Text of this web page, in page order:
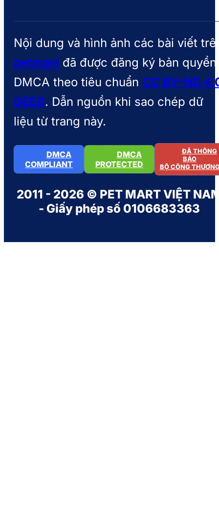
Nội dung và hình ảnh các bài viết
petmart đã được đăng ký bản quyền
DMCA theo tiêu chuẩn CC BY-ND
DEED. Dẫn nguồn khi sao chép dữ
liệu từ trang này.
DMCA
COMPLIANT
DMCA
PROTECTED
ĐÃ THÔNG
BÁO
BỘ CÔNG
2011 - 2026 © PET MART VIỆT
- Giấy phép số 0106683363